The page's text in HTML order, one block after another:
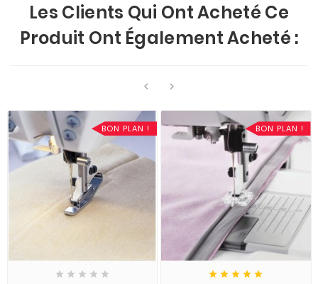
Les Clients Qui Ont Acheté Ce
Produit Ont Également Acheté :
 
BON PLAN !
    
BON PLAN !
    